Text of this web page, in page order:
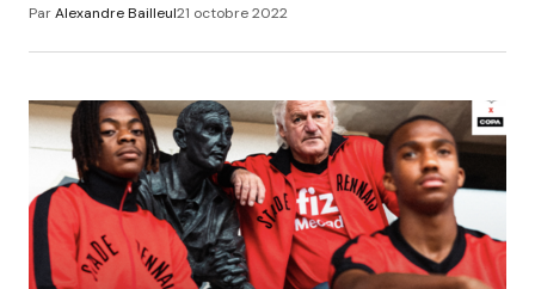
ParAlexandre Bailleul21 octobre 2022